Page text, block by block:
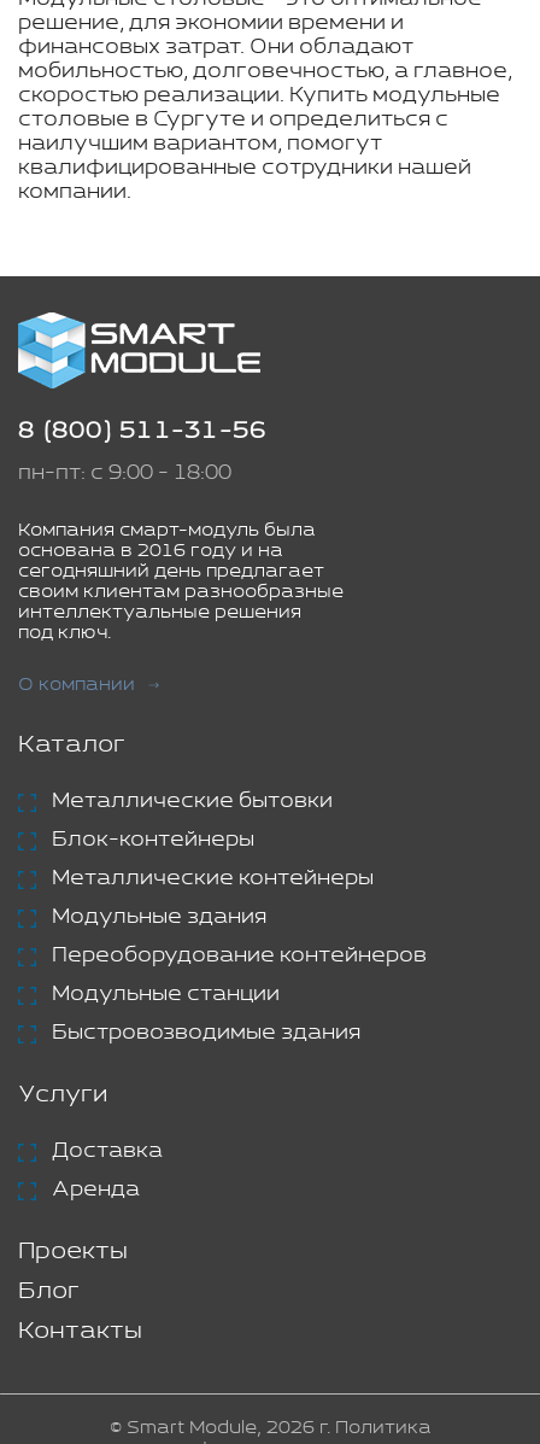
решение, для экономии времени и
финансовых затрат. Они обладают
мобильностью, долговечностью, а главное,
скоростью реализации. Купить модульные
столовые в Сургуте и определиться с
наилучшим вариантом, помогут
квалифицированные сотрудники нашей
компании.
8 (800) 511-31-56
пн-пт: с 9:00 - 18:00
Компания смарт-модуль была
основана в 2016 году и на
сегодняшний день предлагает
своим клиентам разнообразные
интеллектуальные решения
под ключ.
О компании
Каталог
Металлические бытовки
Блок-контейнеры
Металлические контейнеры
Модульные здания
Переоборудование контейнеров
Модульные станции
Быстровозводимые здания
Услуги
Доставка
Аренда
Проекты
Блог
Контакты
© Smart Module, 2026 г. Политика